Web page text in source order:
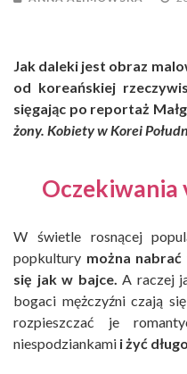
Jak daleki jest obraz
od koreańskiej
sięgając po reportaż
żony. Kobiety w Korei
Oczekiwania
W świetle rosnącej
popkultury można
się jak w bajce. A raczej
bogaci mężczyźni czają
rozpieszczać je
niespodziankami i żyć